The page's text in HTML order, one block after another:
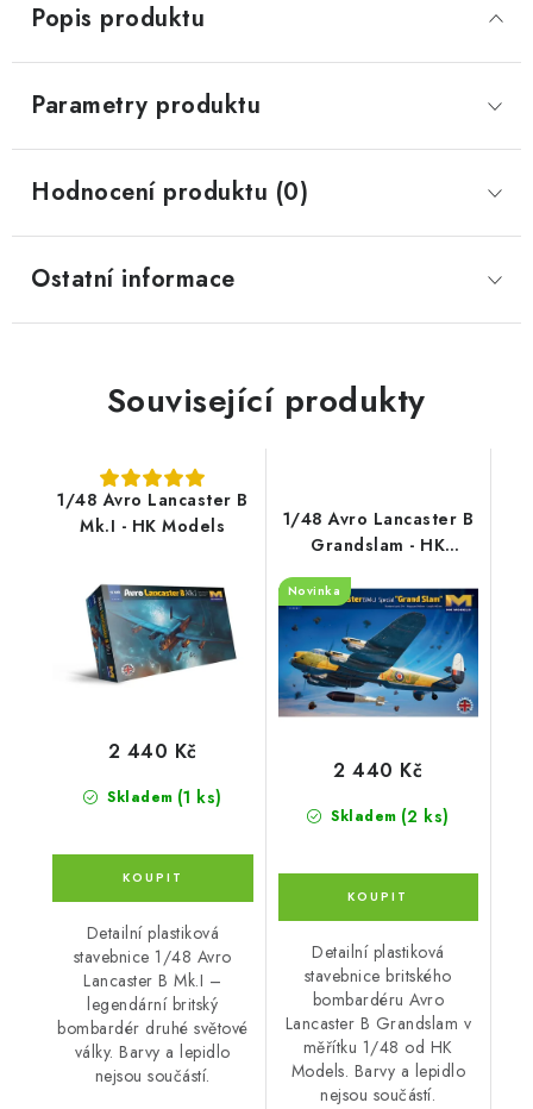
Popis produktu
Parametry produktu
Hodnocení produktu (0)
Ostatní informace
Související produkty
1/48 Avro Lancaster B
Mk.I - HK Models
Skladem (1 ks)
2 440 Kč
Detailní plastiková
stavebnice 1/48 Avro
Lancaster B Mk.I –
legendární britský
bombardér druhé světové
války. Barvy a lepidlo
nejsou součástí.
1/48 Avro Lancaster B
Grandslam - HK
Models
Novinka
Skladem (2 ks)
2 440 Kč
Detailní plastiková
stavebnice britského
bombardéru Avro
Lancaster B Grandslam v
měřítku 1/48 od HK
Models. Barvy a lepidlo
nejsou součástí.